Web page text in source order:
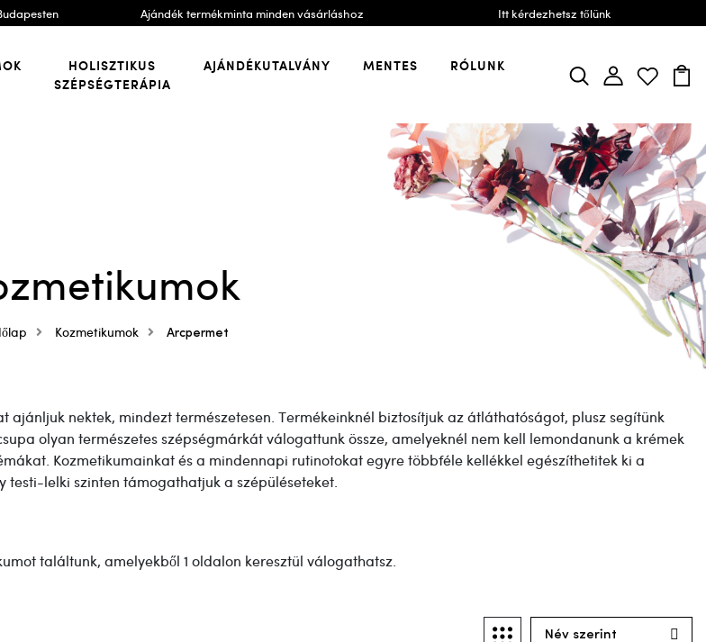
Ajándék termékminta minden vásárláshoz Itt kérdezhetsz tőlünk
HOLISZTIKUS
SZÉPSÉGTERÁPIA
AJÁNDÉKUTALVÁNY MENTES RÓLUNK
Kozmetikumok Arcpermet
nektek, mindezt természetesen. Termékeinknél biztosítjuk az átláthatóságot, plusz segítünk
olyan természetes szépségmárkát válogattunk össze, amelyeknél nem kell lemondanunk a krémek
Kozmetikumainkat és a mindennapi rutinotokat egyre többféle kellékkel egészíthetitek ki a
testi-lelki szinten támogathatjuk a szépüléseteket.
találtunk, amelyekből 1 oldalon keresztül válogathatsz.